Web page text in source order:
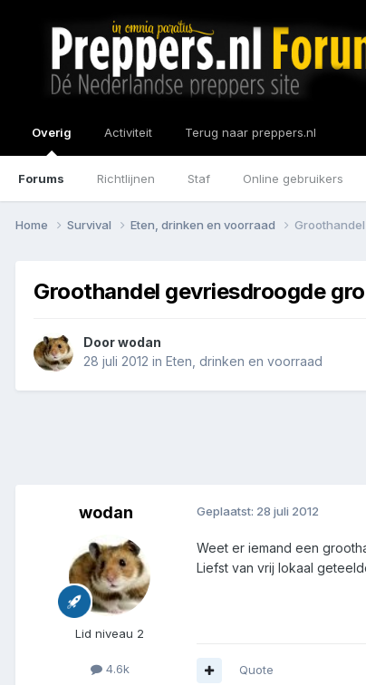
Overig
Forums Richtlijnen Staf Online gebruikers
Activiteit Terug naar preppers.nl
Home Survival Eten, drinken en voorraad
Groothandel gevriesdroogde
Doorwodan
28 juli 2012 in Eten, drinken en voorraad
wodan
Lid niveau 2
4.6k
Geplaatst: 28 juli 2012
Weet er iemand een
Liefst van vrij lokaal
Quote